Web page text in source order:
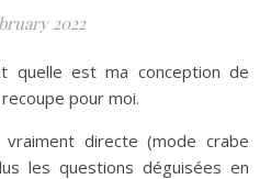
2022
pour moi.
vraiment directe (mode crabe
les questions déguisées en